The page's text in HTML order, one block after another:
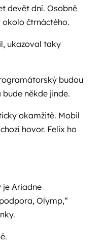
devět dní. Osobně
čtrnáctého.
ukazoval taky
budou
bude někde jinde.
okamžitě. Mobil
hovor. Felix ho
je Ariadne
Olymp,“